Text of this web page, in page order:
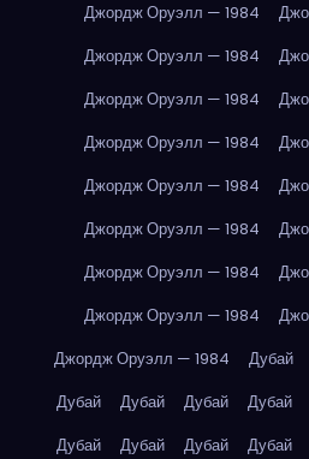
Джордж Оруэлл — 1984
Джордж Оруэлл — 1984
Джордж Оруэлл — 1984
Джордж Оруэлл — 1984
Джордж Оруэлл — 1984
Джордж Оруэлл — 1984
Джордж Оруэлл — 1984
Джордж Оруэлл — 1984
Джордж Оруэлл — 1984
Дубай
Дубай
Дубай Дубай Дубай
Дубай
Дубай Дубай Дубай